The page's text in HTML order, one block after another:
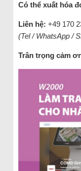
Có thể xuất hóa
Liên hệ: +49 170
(Tel / WhatsApp /
Trân trọng cảm